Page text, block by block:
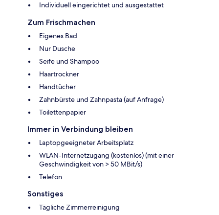
Individuell eingerichtet und ausgestattet
Zum Frischmachen
Eigenes Bad
Nur Dusche
Seife und Shampoo
Haartrockner
Handtücher
Zahnbürste und Zahnpasta (auf Anfrage)
Toilettenpapier
Immer in Verbindung bleiben
Laptopgeeigneter Arbeitsplatz
WLAN-Internetzugang (kostenlos) (mit einer
Geschwindigkeit von > 50 MBit/s)
Telefon
Sonstiges
Tägliche Zimmerreinigung